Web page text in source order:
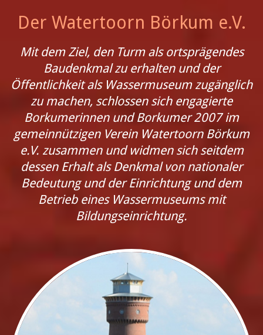
Der Watertoorn Börkum e.V.
Mit dem Ziel, den Turm als ortsprägendes
Baudenkmal zu erhalten und der
Öffentlichkeit als Wassermuseum zugänglich
zu machen, schlossen sich engagierte
Borkumerinnen und Borkumer 2007 im
gemeinnützigen Verein Watertoorn Börkum
e.V. zusammen und widmen sich seitdem
dessen Erhalt als Denkmal von nationaler
Bedeutung und der Einrichtung und dem
Betrieb eines Wassermuseums mit
Bildungseinrichtung.